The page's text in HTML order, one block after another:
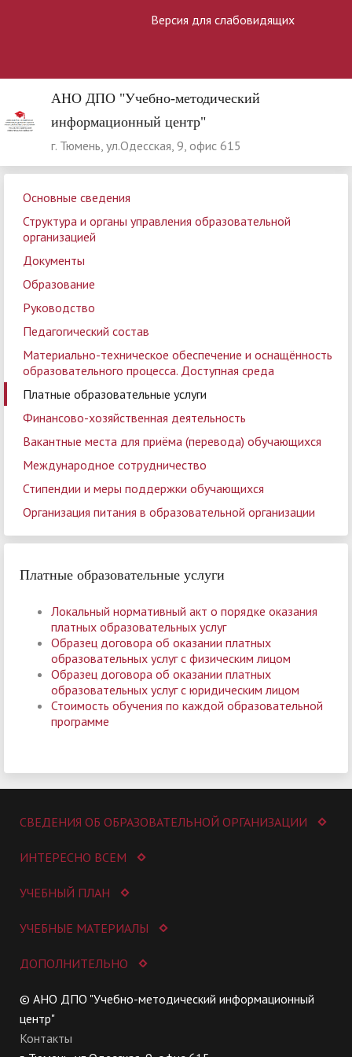
Версия для слабовидящих
АНО ДПО "Учебно-методический
информационный центр"
г. Тюмень, ул.Одесская, 9, офис 615
Основные сведения
Структура и органы управления образовательной
организацией
Документы
Образование
Руководство
Педагогический состав
Материально-техническое обеспечение и оснащённость
образовательного процесса. Доступная среда
Платные образовательные услуги
Финансово-хозяйственная деятельность
Вакантные места для приёма (перевода) обучающихся
Международное сотрудничество
Стипендии и меры поддержки обучающихся
Организация питания в образовательной организации
Платные образовательные услуги
Локальный нормативный акт о порядке оказания
платных образовательных услуг
Образец договора об оказании платных
образовательных услуг с физическим лицом
Образец договора об оказании платных
образовательных услуг с юридическим лицом
Стоимость обучения по каждой образовательной
программе
СВЕДЕНИЯ ОБ ОБРАЗОВАТЕЛЬНОЙ ОРГАНИЗАЦИИ
ИНТЕРЕСНО ВСЕМ
УЧЕБНЫЙ ПЛАН
УЧЕБНЫЕ МАТЕРИАЛЫ
ДОПОЛНИТЕЛЬНО
© АНО ДПО "Учебно-методический информационный
центр"
Контакты